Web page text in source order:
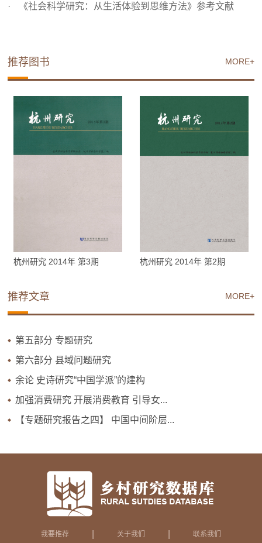
《社会科学研究：从生活体验到思维方法》参考文献
MORE+
推荐图书
杭州研究 2014年 第3期 杭州研究 2014年 第2期
MORE+
推荐文章
第五部分 专题研究
第六部分 县域问题研究
余论 史诗研究“中国学派”的建构
加强消费研究 开展消费教育 引导女...
【专题研究报告之四】 中国中间阶层...
我要推荐 关于我们 联系我们